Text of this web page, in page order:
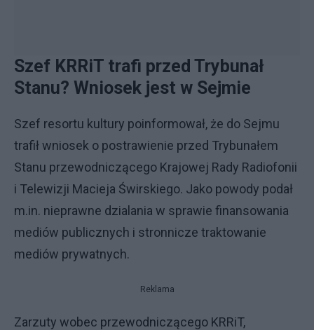
Szef KRRiT trafi przed Trybunał
Stanu? Wniosek jest w Sejmie
Szef resortu kultury poinformował, że do Sejmu
trafił wniosek o postrawienie przed Trybunałem
Stanu przewodniczącego Krajowej Rady Radiofonii
i Telewizji Macieja Świrskiego. Jako powody podał
m.in. nieprawne dzialania w sprawie finansowania
mediów publicznych i stronnicze traktowanie
mediów prywatnych.
Reklama
Zarzuty wobec przewodniczącego KRRiT,